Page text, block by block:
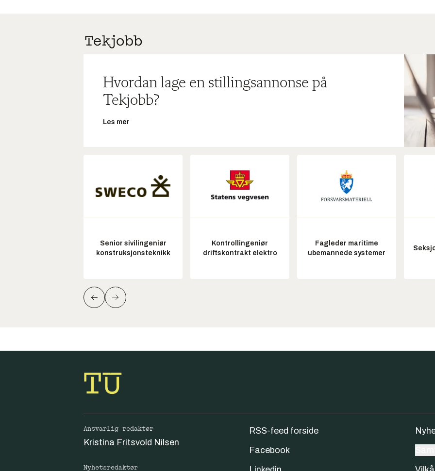
Hvordan lage en stillingsannonse på
Tekjobb?
Les mer
Senior sivilingeniør
konstruksjonsteknikk
Kontrollingeniør
driftskontrakt elektro
Fagleder maritime
ubemannede systemer
Ansvarlig redaktør
Kristina Fritsvold Nilsen
Nyhetsredaktør
RSS-feed forside
Facebook